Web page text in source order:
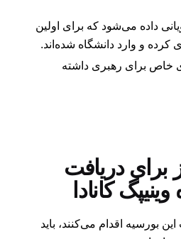
داده می‌شود که برای اولین
کرده و وارد دانشگاه شده‌اند.
خاص برای رهبری داشته
برای دریافت
کانادا
بورسیه اقدام می‌کنند، باید